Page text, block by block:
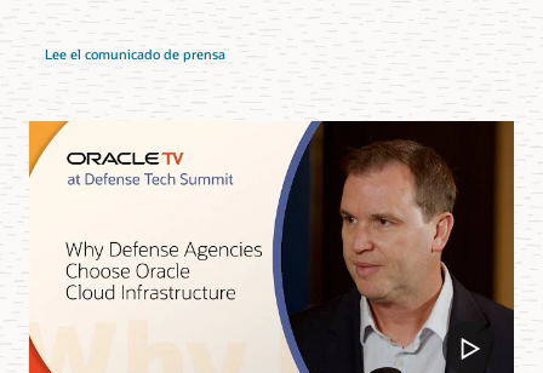
Lee el comunicado de prensa